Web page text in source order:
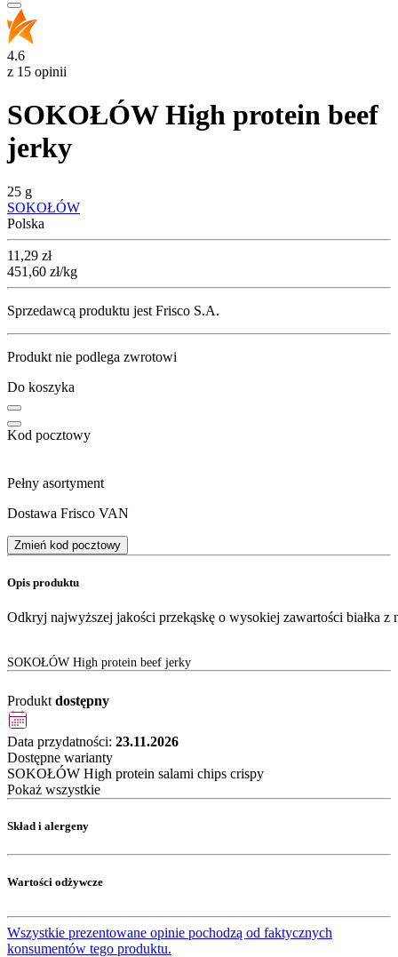
4.6
z 15 opinii
SOKOŁÓW High protein beef
jerky
25 g
SOKOŁÓW
Polska
Cena
11,29 zł
451,60 zł/kg
Sprzedawcą produktu jest Frisco S.A.
Produkt nie podlega zwrotowi
Do koszyka
Kod pocztowy
Pełny asortyment
Dostawa Frisco VAN
Zmień kod pocztowy
Opis produktu
Odkryj najwyższej jakości przekąskę o wysokiej zawartości białka
SOKOŁÓW High protein beef jerky
Produkt dostępny
Data przydatności: 23.11.2026
Dostępne warianty
SOKOŁÓW High protein salami chips crispy
Pokaż wszystkie
Skład i alergeny
Wartości odżywcze
Wszystkie prezentowane opinie pochodzą od faktycznych
konsumentów tego produktu.